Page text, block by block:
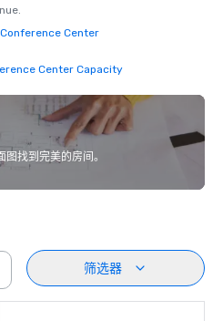
Center
Center Capacity
找到完美的房间。
筛选器